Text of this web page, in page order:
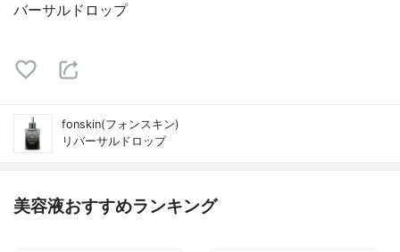
バーサルドロップ
fonskin(フォンスキン)
リバーサルドロップ
美容液おすすめランキング